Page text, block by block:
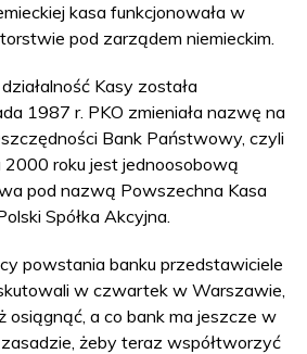
kasa funkcjonowała w
pod zarządem niemieckim.
Kasy została
1987 r. PKO zmieniała nazwę na
Bank Państwowy, czyli
2000 roku jest jednoosobową
pod nazwą Powszechna Kasa
Spółka Akcyjna.
powstania banku przedstawiciele
w czwartek w Warszawie,
osiągnąć, a co bank ma jeszcze w
żeby teraz współtworzyć